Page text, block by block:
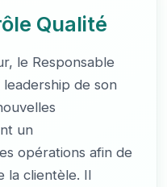
Qualité
le Responsable
de son
un
opérations afin de
la clientèle. Il